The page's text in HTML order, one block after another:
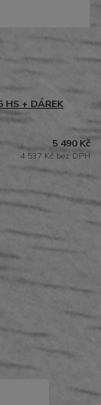
+ DÁREK
5 490 Kč
4 537 Kč bez DPH